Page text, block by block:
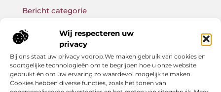
Wij respecteren uw
privacy
Bij ons staat uw privacy voorop.We maken gebruik van cookies en
soortgelijke technologieën om te begrijpen hoe u onze website
gebruikt én om uw ervaring zo waardevol mogelijk te maken.
Cookies hebben diverse functies, zoals het tonen van
Onze informatie
Bericht categorie